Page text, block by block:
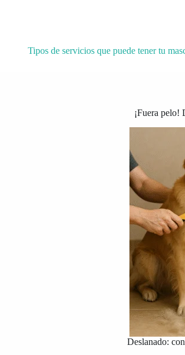
Tipos de servicios que puede tener tu
¡Fuera pelo!
Deslanado: